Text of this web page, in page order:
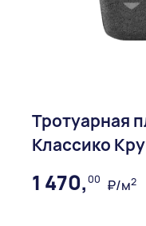
Тротуарная
Классико
1 470,00 ₽/м2